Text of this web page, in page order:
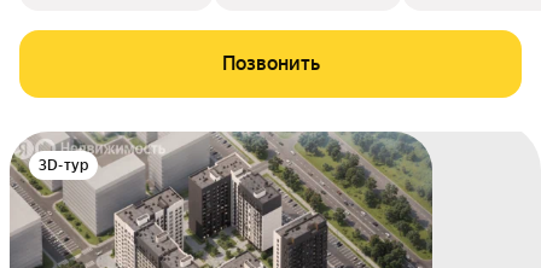
Позвонить
3D-тур